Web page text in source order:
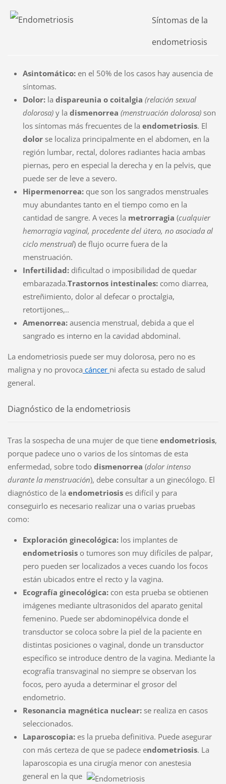
Síntomas de la
endometriosis
Asintomático:en el 50% de los casos hay ausencia de
síntomas.
Dolor:la dispareunia o coitalgia (relación sexual
dolorosa)y la dismenorrea (menstruación dolorosa)son
los síntomas más frecuentes de la endometriosis. El
dolorse localiza principalmente en el abdomen, en la
región lumbar, rectal, dolores radiantes hacia ambas
piernas, pero en especial la derecha y en la pelvis, que
puede ser de leve a severo.
Hipermenorrea: que son los sangrados menstruales
muy abundantes tanto en el tiempo como en la
cantidad de sangre. A veces la metrorragia (cualquier
hemorragia vaginal, procedente del útero, no asociada al
ciclo menstrual) de flujo ocurre fuera de la
menstruación.
Infertilidad: dificultad o imposibilidad de quedar
embarazada.Trastornos intestinales:como diarrea,
estreñimiento, dolor al defecar o proctalgia,
retortijones,..
Amenorrea:ausencia menstrual, debida a que el
sangrado es interno en la cavidad abdominal.
La endometriosis puede ser muy dolorosa, pero no es
maligna y no provoca cáncer ni afecta su estado de salud
general.
Diagnóstico de la endometriosis
Tras la sospecha de una mujer de que tiene endometriosis,
porque padece uno o varios de los síntomas de esta
enfermedad, sobre todo dismenorrea (dolor intenso
durante la menstruación), debe consultar a un ginecólogo. El
diagnóstico de la endometriosis es difícil y para
conseguirlo es necesario realizar una o varias pruebas
como:
Exploración ginecológica:los implantes de
endometriosis o tumores son muy difíciles de palpar,
pero pueden ser localizados a veces cuando los focos
están ubicados entre el recto y la vagina.
Ecografía ginecológica: con esta prueba se obtienen
imágenes mediante ultrasonidos del aparato genital
femenino. Puede ser abdominopélvica donde el
transductor se coloca sobre la piel de la paciente en
distintas posiciones o vaginal, donde un transductor
específico se introduce dentro de la vagina. Mediante la
ecografía transvaginal no siempre se observan los
focos, pero ayuda a determinar el grosor del
endometrio.
Resonancia magnética nuclear:se realiza en casos
seleccionados.
Laparoscopia: es la prueba definitiva. Puede asegurar
con más certeza de que se padece endometriosis. La
laparoscopia es una cirugía menor con anestesia
general en la que